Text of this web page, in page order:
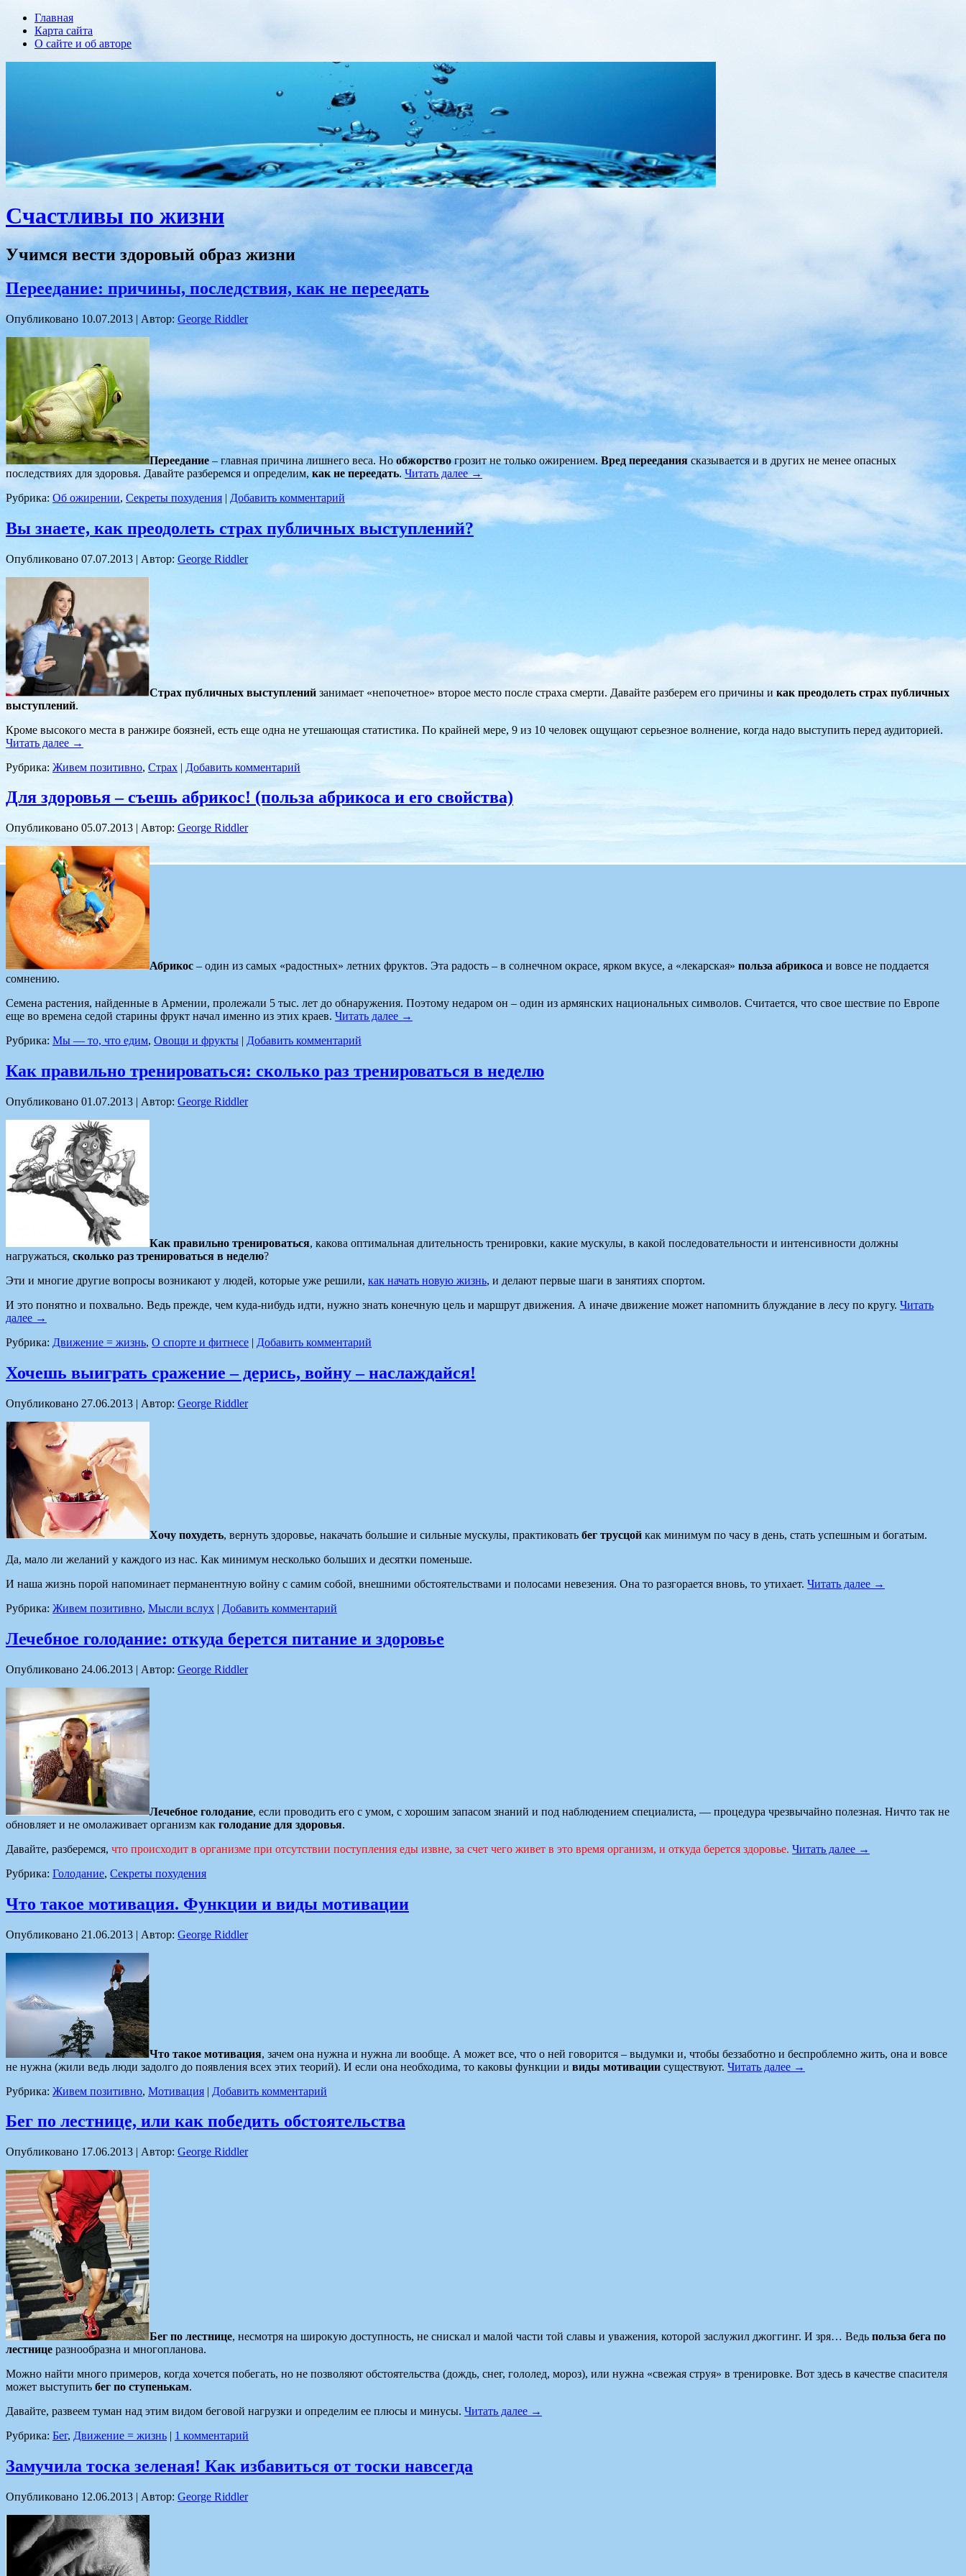
Главная
Карта сайта
О сайте и об авторе
Счастливы по жизни
Учимся вести здоровый образ жизни
Переедание: причины, последствия, как не переедать
Опубликовано 10.07.2013 | Автор: George Riddler
Переедание – главная причина лишнего веса. Но обжорствогрозит не только ожирением.Вред переедания сказывается и в других не менее опасных
последствиях для здоровья. Давайте разберемся и определим,как не переедать.Читать далее→
Рубрика: Об ожирении, Секреты похудения | Добавить комментарий
Вы знаете, как преодолеть страх публичных выступлений?
Опубликовано 07.07.2013 | Автор: George Riddler
Страх публичных выступлений занимает «непочетное» второе место после страха смерти. Давайте разберем его причины и как преодолеть страх публичных
выступлений.
Кроме высокого места в ранжире боязней, есть еще одна не утешающая статистика. По крайней мере, 9 из 10 человек ощущают серьезное волнение, когда надо выступить перед аудиторией.
Читать далее →
Рубрика: Живем позитивно, Страх | Добавить комментарий
Для здоровья – съешь абрикос! (польза абрикоса и его свойства)
Опубликовано 05.07.2013 | Автор: George Riddler
Абрикос – один из самых «радостных» летних фруктов. Эта радость – в солнечном окрасе, ярком вкусе, а «лекарская» польза абрикоса и вовсе не поддается
сомнению.
Семена растения, найденные в Армении, пролежали 5 тыс. лет до обнаружения. Поэтому недаром он – один из армянских национальных символов. Считается, что свое шествие по Европе
еще во времена седой старины фрукт начал именно из этих краев. Читать далее →
Рубрика: Мы — то, что едим, Овощи и фрукты | Добавить комментарий
Как правильно тренироваться: сколько раз тренироваться в неделю
Опубликовано 01.07.2013 | Автор: George Riddler
Как правильно тренироваться, какова оптимальная длительность тренировки, какие мускулы, в какой последовательности и интенсивности должны
нагружаться, сколько раз тренироваться в неделю?
Эти и многие другие вопросы возникают у людей, которые уже решили, как начать новую жизнь, и делают первые шаги в занятиях спортом.
И это понятно и похвально. Ведь прежде, чем куда-нибудь идти, нужно знать конечную цель и маршрут движения. А иначе движение может напомнить блуждание в лесу по кругу. Читать
далее →
Рубрика: Движение = жизнь, О спорте и фитнесе | Добавить комментарий
Хочешь выиграть сражение – дерись, войну – наслаждайся!
Опубликовано 27.06.2013 | Автор: George Riddler
Хочу похудеть, вернуть здоровье, накачать большие и сильные мускулы, практиковать бег трусцой как минимум по часу в день, стать успешным и богатым.
Да, мало ли желаний у каждого из нас. Как минимум несколько больших и десятки поменьше.
И наша жизнь порой напоминает перманентную войну с самим собой, внешними обстоятельствами и полосами невезения. Она то разгорается вновь, то утихает. Читать далее →
Рубрика: Живем позитивно, Мысли вслух | Добавить комментарий
Лечебное голодание: откуда берется питание и здоровье
Опубликовано 24.06.2013 | Автор: George Riddler
Лечебное голодание, если проводить его с умом, с хорошим запасом знаний и под наблюдением специалиста, — процедура чрезвычайно полезная. Ничто так не
обновляет и не омолаживает организм как голодание для здоровья.
Давайте, разберемся, что происходит в организме при отсутствии поступления еды извне, за счет чего живет в это время организм, и откуда берется здоровье. Читать далее →
Рубрика: Голодание, Секреты похудения
Что такое мотивация. Функции и виды мотивации
Опубликовано 21.06.2013 | Автор: George Riddler
Что такое мотивация, зачем она нужна и нужна ли вообще. А может все, что о ней говорится – выдумки и, чтобы беззаботно и беспроблемно жить, она и вовсе
не нужна (жили ведь люди задолго до появления всех этих теорий). И если она необходима, то каковы функции и виды мотивации существуют. Читать далее →
Рубрика: Живем позитивно, Мотивация | Добавить комментарий
Бег по лестнице, или как победить обстоятельства
Опубликовано 17.06.2013 | Автор: George Riddler
Бег по лестнице, несмотря на широкую доступность, не снискал и малой части той славы и уважения, которой заслужил джоггинг. И зря… Ведь польза бега по
лестнице разнообразна и многопланова.
Можно найти много примеров, когда хочется побегать, но не позволяют обстоятельства (дождь, снег, гололед, мороз), или нужна «свежая струя» в тренировке. Вот здесь в качестве спасителя
может выступить бег по ступенькам.
Давайте, развеем туман над этим видом беговой нагрузки и определим ее плюсы и минусы. Читать далее →
Рубрика: Бег, Движение = жизнь | 1 комментарий
Замучила тоска зеленая! Как избавиться от тоски навсегда
Опубликовано 12.06.2013 | Автор: George Riddler